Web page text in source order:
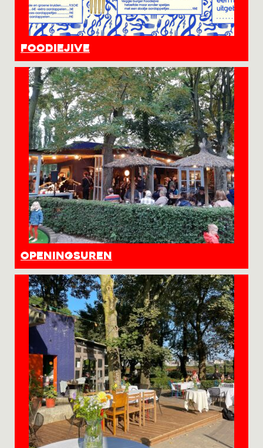
Foodiejive
Openingsuren